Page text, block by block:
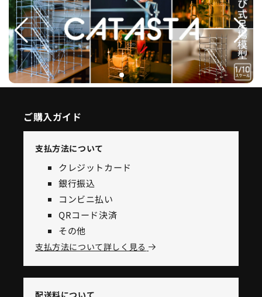
ご購入ガイド
支払方法について
クレジットカード
銀行振込
コンビニ払い
QRコード決済
その他
支払方法について詳しく見る
配送料について